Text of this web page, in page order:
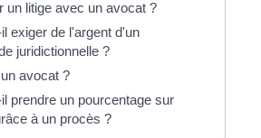
un litige avec un avocat ?
exiger de l'argent d'un
juridictionnelle ?
avocat ?
prendre un pourcentage sur
à un procès ?